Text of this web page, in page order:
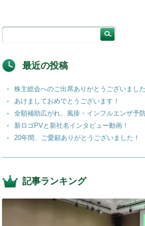
最近の投稿
株主総会へのご出席ありがとうございました
あけましておめでとうございます！
全額補助広がれ、風疹・インフルエンザ予
新ロゴPVと新社名インタビュー動画！
20年間、ご愛顧ありがとうございました！
記事ランキング